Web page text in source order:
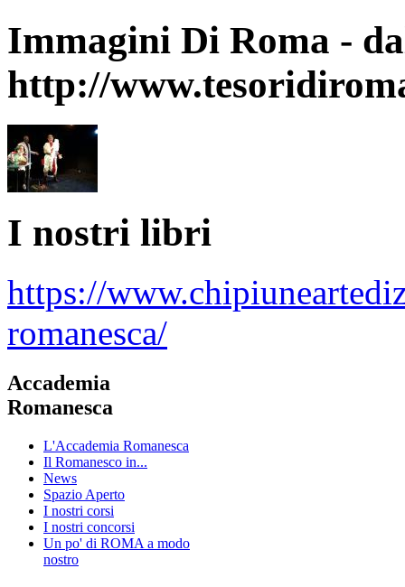
Immagini Di Roma -
http://
I nostri libri
https://
romanesca/
Accademia
Romanesca
L'Accademia Romanesca
Il Romanesco in...
News
Spazio Aperto
I nostri corsi
I nostri concorsi
Un po' di ROMA a modo
nostro